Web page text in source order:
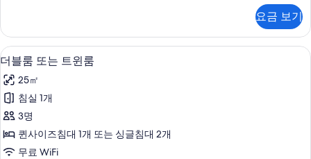
기
세
히
보
기
요금 보기
더
블
룸
또
는
트
책상, 다리미/다리미판, 무료 WiFi, 침
7
더블룸 또는 트윈룸
25㎡
침실 1개
3명
퀸사이즈침대 1개 또는 싱글침대 2개
무료 WiFi